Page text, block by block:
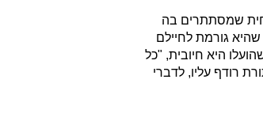
שמסתתרים בה
גורמת לחיילם
היא חיובית, "כל
רודף עליו, לדברי